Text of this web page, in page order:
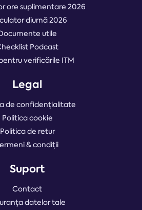
ore suplimentare 2026
diurnă 2026
utile
Podcast
verificările ITM
Legal
de confidențialitate
Politica cookie
Politica de retur
& condiții
Suport
Contact
datelor tale